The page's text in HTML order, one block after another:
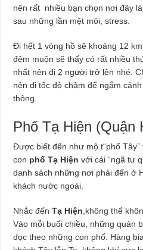
nên rất nhiều bạn chọn nơi đây
sau những lần mệt mỏi, stress.
Đi hết 1 vòng hồ sẽ khoảng 12
đêm muộn sẽ thấy có rất nhiều
nhất nên đi 2 người trở lên nhé.
nên đi tốc độ chậm để ngắm
thông.
Phố Tạ Hiện (Quận
Được biết đến như mộ t“phố
con phố Tạ Hiện với cái “ngã tư
danh sách những nơi phải đến ở
khách nước ngoài.
Nhắc đếnTạ Hiện ,không thể
Vào mỗi buổi chiều, những quán
dọc theo những con phố. Hàng